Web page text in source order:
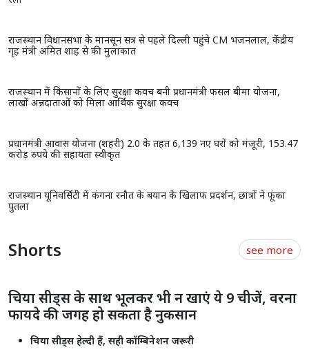
पत्नी के साथ बिस्तर पर सोने से पहले करेंगे ये काम, तो पत्नी रहेगी
खुश
अपनी फर्स्ट डेट को बनाये यादगार इन टिप्स से